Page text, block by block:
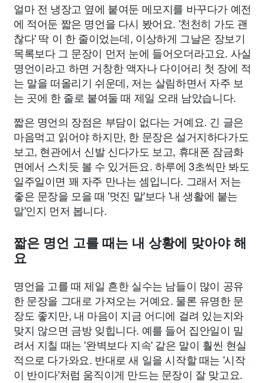
얼마 전 냉장고 옆에 붙여둔 메모지를 바꾸다가 예전
에 적어둔 짧은 명언을 다시 봤어요. '천천히 가도 괜
찮다' 딱 이 한 줄이었는데, 이상하게 그날은 장보기
목록보다 그 문장이 먼저 눈에 들어오더라고요. 사실
명언이라고 하면 거창한 액자나 다이어리 첫 장에 적
는 말을 떠올리기 쉬운데, 저는 살림하면서 자주 보
는 곳에 한 줄로 붙여둘 때 제일 오래 남았습니다.
짧은 명언의 장점은 부담이 없다는 거예요. 긴 글은
마음먹고 읽어야 하지만, 한 문장은 설거지하다가도
보고, 현관에서 신발 신다가도 보고, 휴대폰 잠금화
면에서 스치듯 볼 수 있거든요. 하루에 3초씩만 봐도
일주일이면 꽤 자주 만나는 셈입니다. 그래서 저는
좋은 문장을 모을 때 '멋진 말'보다 '내 생활에 붙는
말'인지 먼저 봅니다.
짧은 명언 고를 때는 내 상황에 맞아야 해
요
명언을 고를 때 제일 흔한 실수는 남들이 많이 공유
한 문장을 그대로 가져오는 거예요. 물론 유명한 문
장도 좋지만, 내 마음이 지금 어디에 걸려 있는지와
맞지 않으면 금방 잊힙니다. 예를 들어 집안일이 밀
려서 지칠 때는 '완벽보다 지속' 같은 말이 훨씬 현실
적으로 다가와요. 반대로 새 일을 시작할 때는 '시작
이 반이다'처럼 움직이게 만드는 문장이 잘 맞고요.